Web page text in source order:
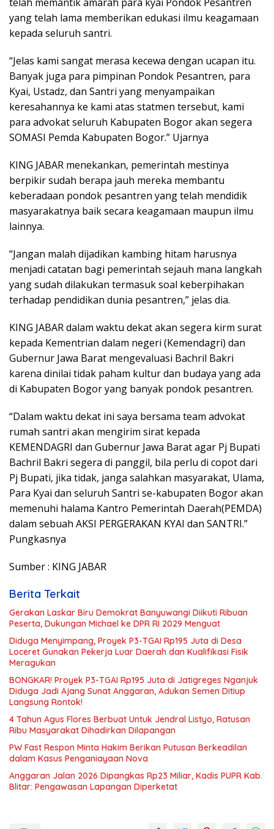
yang telah lama memberikan edukasi ilmu keagamaan
kepada seluruh santri.
“Jelas kami sangat merasa kecewa dengan ucapan itu.
Banyak juga para pimpinan Pondok Pesantren, para
Kyai, Ustadz, dan Santri yang menyampaikan
keresahannya ke kami atas statmen tersebut, kami
para advokat seluruh Kabupaten Bogor akan segera
SOMASI Pemda Kabupaten Bogor.” Ujarnya
KING JABAR menekankan, pemerintah mestinya
berpikir sudah berapa jauh mereka membantu
keberadaan pondok pesantren yang telah mendidik
masyarakatnya baik secara keagamaan maupun ilmu
lainnya.
“Jangan malah dijadikan kambing hitam harusnya
menjadi catatan bagi pemerintah sejauh mana langkah
yang sudah dilakukan termasuk soal keberpihakan
terhadap pendidikan dunia pesantren,” jelas dia.
KING JABAR dalam waktu dekat akan segera kirm surat
kepada Kementrian dalam negeri (Kemendagri) dan
Gubernur Jawa Barat mengevaluasi Bachril Bakri
karena dinilai tidak paham kultur dan budaya yang ada
di Kabupaten Bogor yang banyak pondok pesantren.
“Dalam waktu dekat ini saya bersama team advokat
rumah santri akan mengirim sirat kepada
KEMENDAGRI dan Gubernur Jawa Barat agar Pj Bupati
Bachril Bakri segera di panggil, bila perlu di copot dari
Pj Bupati, jika tidak, janga salahkan masyarakat, Ulama,
Para Kyai dan seluruh Santri se-kabupaten Bogor akan
memenuhi halama Kantro Pemerintah Daerah(PEMDA)
dalam sebuah AKSI PERGERAKAN KYAI dan SANTRI.”
Pungkasnya
Sumber : KING JABAR
Berita Terkait
Gerakan Laskar Biru Demokrat Banyuwangi Diikuti Ribuan
Peserta, Dukungan Michael ke DPR RI 2029 Menguat
Diduga Menyimpang, Proyek P3-TGAI Rp195 Juta di Desa
Loceret Gunakan Pekerja Luar Daerah dan Kualifikasi Fisik
Meragukan
BONGKAR! Proyek P3-TGAI Rp195 Juta di Jatigreges Nganjuk
Diduga Jadi Ajang Sunat Anggaran, Adukan Semen Ditiup
Langsung Rontok!
4 Tahun Agus Flores Berbuat Untuk Jendral Listyo, Ratusan
Ribu Masyarakat Dihadirkan Dilapangan
PW Fast Respon Minta Hakim Berikan Putusan Berkeadilan
dalam Kasus Penganiayaan Nova
Anggaran Jalan 2026 Dipangkas Rp23 Miliar, Kadis PUPR Kab.
Blitar: Pengawasan Lapangan Diperketat